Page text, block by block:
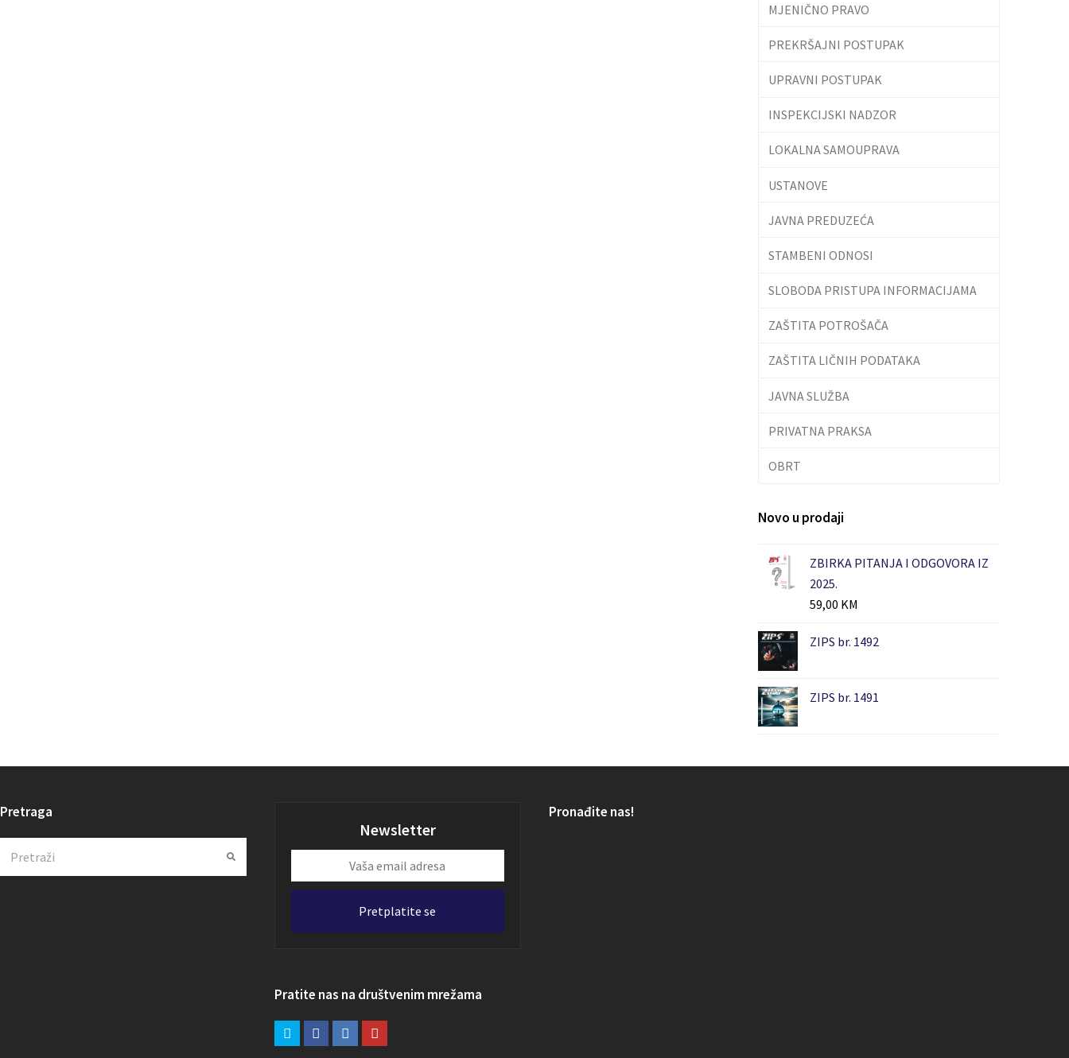
MJENIČNO PRAVO
PREKRŠAJNI POSTUPAK
UPRAVNI POSTUPAK
INSPEKCIJSKI NADZOR
LOKALNA SAMOUPRAVA
USTANOVE
JAVNA PREDUZEĆA
STAMBENI ODNOSI
SLOBODA PRISTUPA INFORMACIJAMA
ZAŠTITA POTROŠAČA
ZAŠTITA LIČNIH PODATAKA
JAVNA SLUŽBA
PRIVATNA PRAKSA
OBRT
Novo u prodaji
ZBIRKA PITANJA I ODGOVORA IZ
2025.
59,00 KM
ZIPS br. 1492
ZIPS br. 1491
Pretraga
Submit
Newsletter
email
Pretplatite se
Pratite nas na društvenim mrežama
Pronađite nas!